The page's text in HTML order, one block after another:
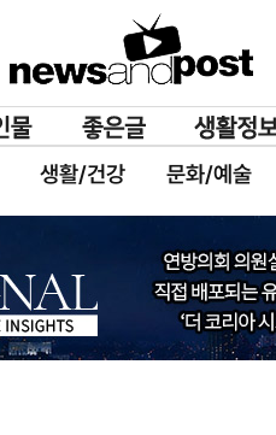
생활/건강 문화/예술